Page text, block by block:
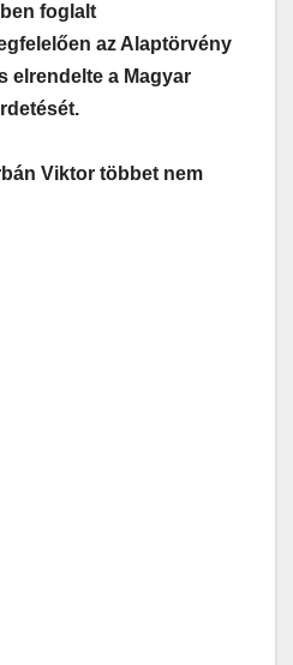
foglalt
az Alaptörvény
elrendelte a Magyar
Viktor többet nem